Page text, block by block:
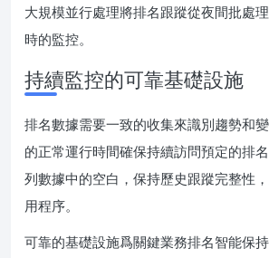
大規模並行處理將排名跟蹤從夜間批處
時的監控。
持續監控的可靠基礎設施
排名數據需要一致的收集來識別趨勢和
的正常運行時間確保持續訪問預定的排
列數據中的空白，保持歷史跟蹤完整性
用程序。
可靠的基礎設施爲關鍵業務排名智能保持